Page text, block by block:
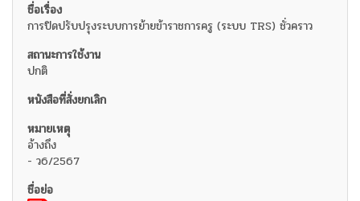
การปิดปรับปรุงระบบการย้ายข้าราชการครู (ระบบ TRS) ชั่วคราว
ปกติ
อ้างถึง
- ว6/2567